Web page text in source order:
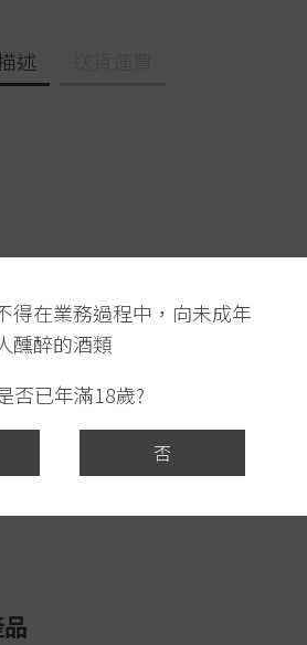
得在業務過程中，向未成年
醺醉的酒類
否已年滿18歲?
否
述